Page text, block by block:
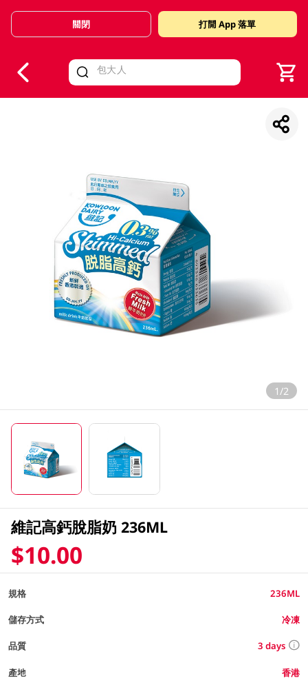
Valid Until 30 June 2026
關閉 打開 App 落單
1/2
維記高鈣脫脂奶 236ML
$10.00
規格 236ML
儲存方式 冷凍
品質 3 days
產地 香港